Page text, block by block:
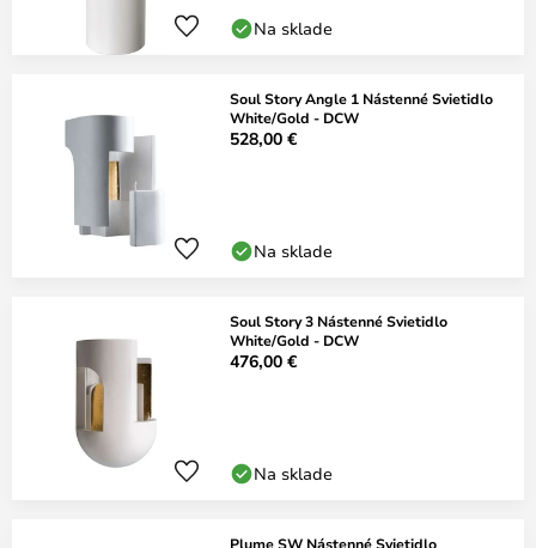
Na sklade
Soul Story Angle 1 Nástenné Svietidlo
White/Gold - DCW
528,00 €
Na sklade
Soul Story 3 Nástenné Svietidlo
White/Gold - DCW
476,00 €
Na sklade
Plume SW Nástenné Svietidlo